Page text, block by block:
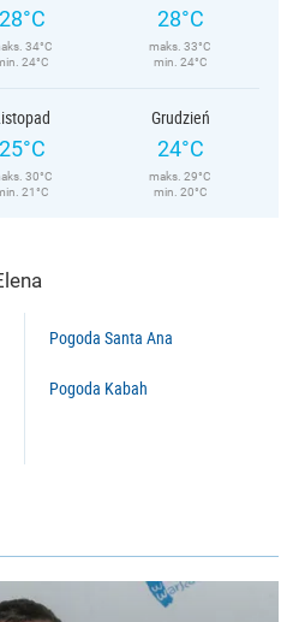
28°C
34°C
24°C
28°C
maks. 33°C
min. 24°C
25°C
30°C
21°C
Grudzień
24°C
maks. 29°C
min. 20°C
Pogoda Santa Ana
Pogoda Kabah